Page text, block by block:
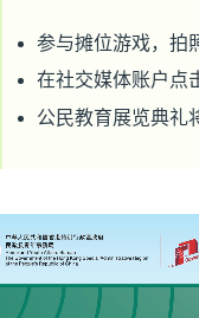
参与摊位游戏，拍
在社交媒体账户点
公民教育展览典礼